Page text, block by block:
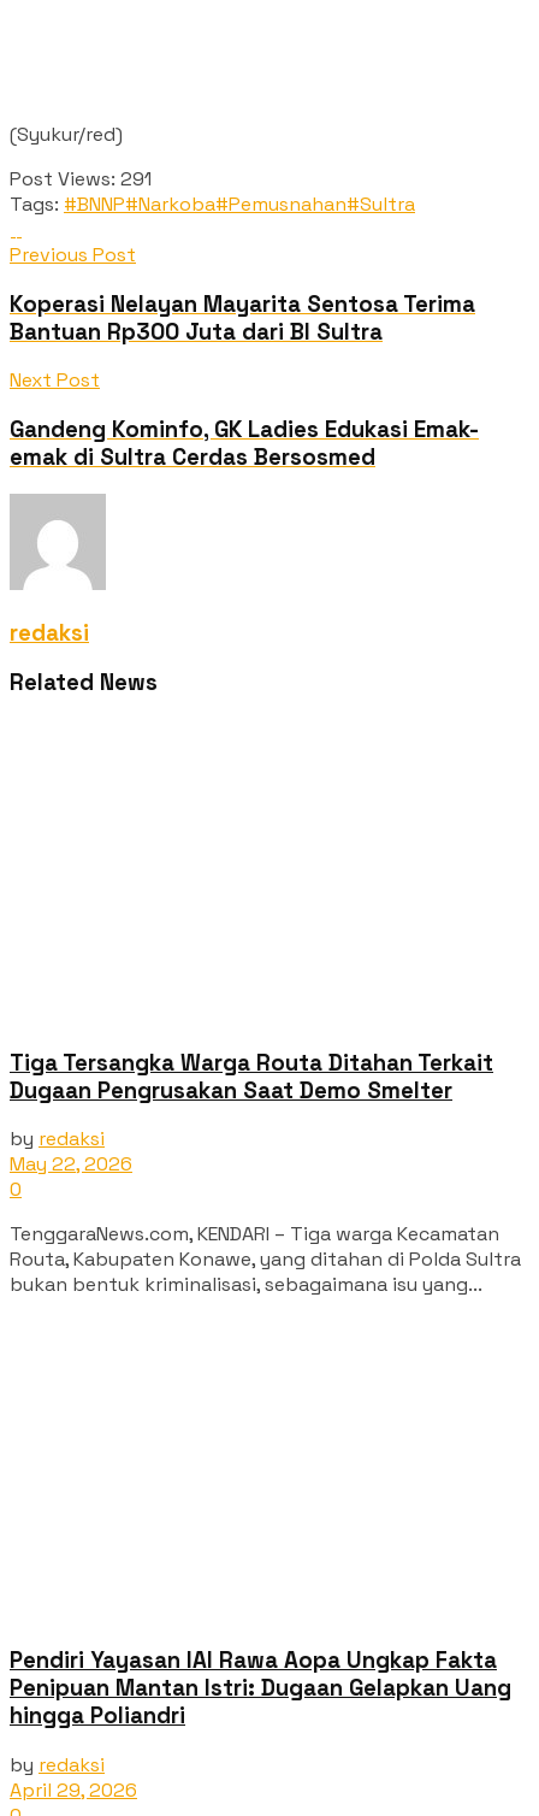
(Syukur/red)
Post Views: 291
Tags: #BNNP#Narkoba#Pemusnahan#Sultra
Previous Post
Koperasi Nelayan Mayarita Sentosa Terima
Bantuan Rp300 Juta dari BI Sultra
Next Post
Gandeng Kominfo, GK Ladies Edukasi Emak-
emak di Sultra Cerdas Bersosmed
redaksi
Related News
Tiga Tersangka Warga Routa Ditahan Terkait
Dugaan Pengrusakan Saat Demo Smelter
by redaksi
May 22, 2026
0
TenggaraNews.com, KENDARI – Tiga warga Kecamatan
Routa, Kabupaten Konawe, yang ditahan di Polda Sultra
bukan bentuk kriminalisasi, sebagaimana isu yang...
Pendiri Yayasan IAI Rawa Aopa Ungkap Fakta
Penipuan Mantan Istri: Dugaan Gelapkan Uang
hingga Poliandri
by redaksi
April 29, 2026